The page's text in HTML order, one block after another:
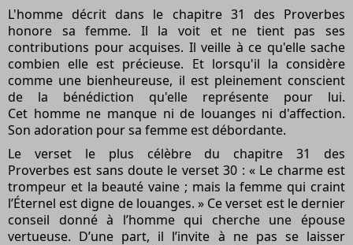
L'homme décrit dans le chapitre 31 des Proverbes
honore sa femme. Il la voit et ne tient pas ses
contributions pour acquises. Il veille à ce qu'elle sache
combien elle est précieuse. Et lorsqu'il la considère
comme une bienheureuse, il est pleinement conscient
de la bénédiction qu'elle représente pour lui.
Cet homme ne manqueni de louanges ni d'affection.
Son adoration pour sa femme est débordante.
Le verset le plus célèbre du chapitre31 des
Proverbes est sans doute le verset 30 : « Le charme est
trompeur et la beauté vaine ; mais la femme qui craint
l’Éternel est digne de louanges. » Ce verset est le dernier
conseil donné à l’homme qui cherche une épouse
vertueuse. D’une part, il l’invite à ne pas se laisser